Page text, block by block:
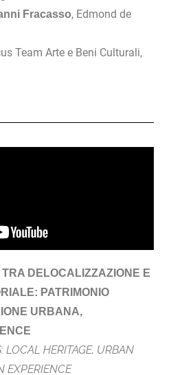
Fracasso, Edmond de
Team Arte e Beni Culturali,
TRA DELOCALIZZAZIONE E
PATRIMONIO
URBANA,
LOCAL HERITAGE, URBAN
EXPERIENCE